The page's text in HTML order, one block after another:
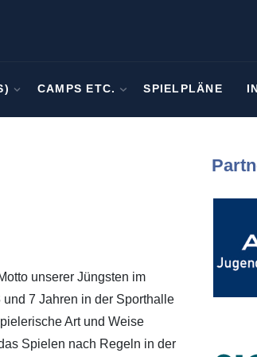
CAMPS ETC. SPIELPLÄNE
unserer Jüngsten im
7 Jahren in der Sporthalle
Art und Weise
Spielen nach Regeln in der